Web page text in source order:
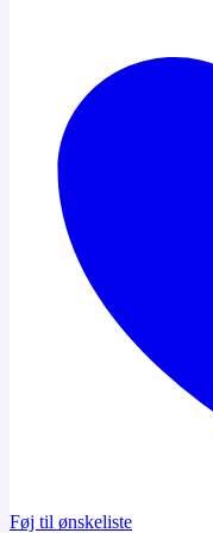
Føj til ønskeliste